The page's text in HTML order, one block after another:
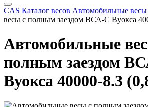
CAS Каталог весов Автомобильные весы
весы с полным заездом ВСА-С Вуокса
Автомобильные
полным заездом
Вуокса 40000-8.3